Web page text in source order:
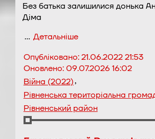
Без батька залишилися донька
Діма
… Детальніше
Опубліковано:21.06.2022 21:53
Оновлено:09.07.2026 16:02
Війна (2022),
Рівненська територіальна
Рівненський район